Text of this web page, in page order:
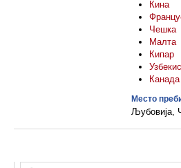
Кина
Чешка
Малта
Кипар
Канада
Место
Љубовија,